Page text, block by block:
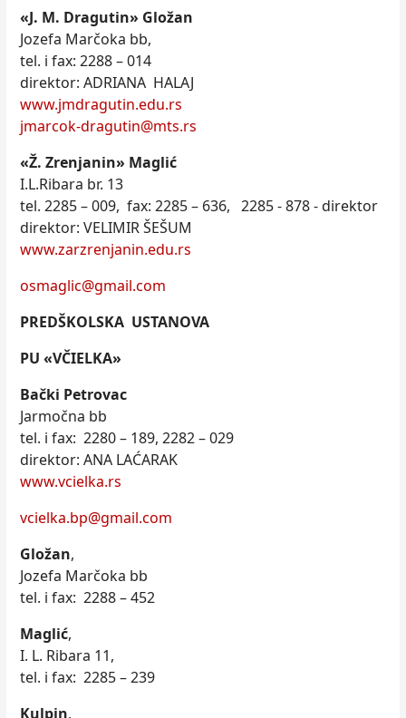
«J. M. Dragutin» Gložan
Jozefa Marčoka bb,
tel. i fax: 2288 – 014
direktor: ADRIANA HALAJ
www.jmdragutin.edu.rs
jmarcok-dragutin@mts.rs
«Ž. Zrenjanin» Maglić
I.L.Ribara br. 13
tel. 2285 – 009, fax: 2285 – 636, 2285 - 878 - direktor
direktor: VELIMIR ŠEŠUM
www.zarzrenjanin.edu.rs
osmaglic@gmail.com
PREDŠKOLSKA USTANOVA
PU «VČIELKA»
Bački Petrovac
Jarmočna bb
tel. i fax: 2280 – 189, 2282 – 029
direktor: ANA LAĆARAK
www.vcielka.rs
vcielka.bp@gmail.com
Gložan,
Jozefa Marčoka bb
tel. i fax: 2288 – 452
Maglić,
I. L. Ribara 11,
tel. i fax: 2285 – 239
Kulpin,